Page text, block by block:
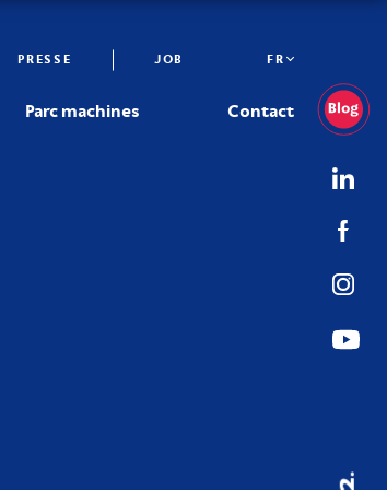
PRESSE JOB FR
Parc machines Contact